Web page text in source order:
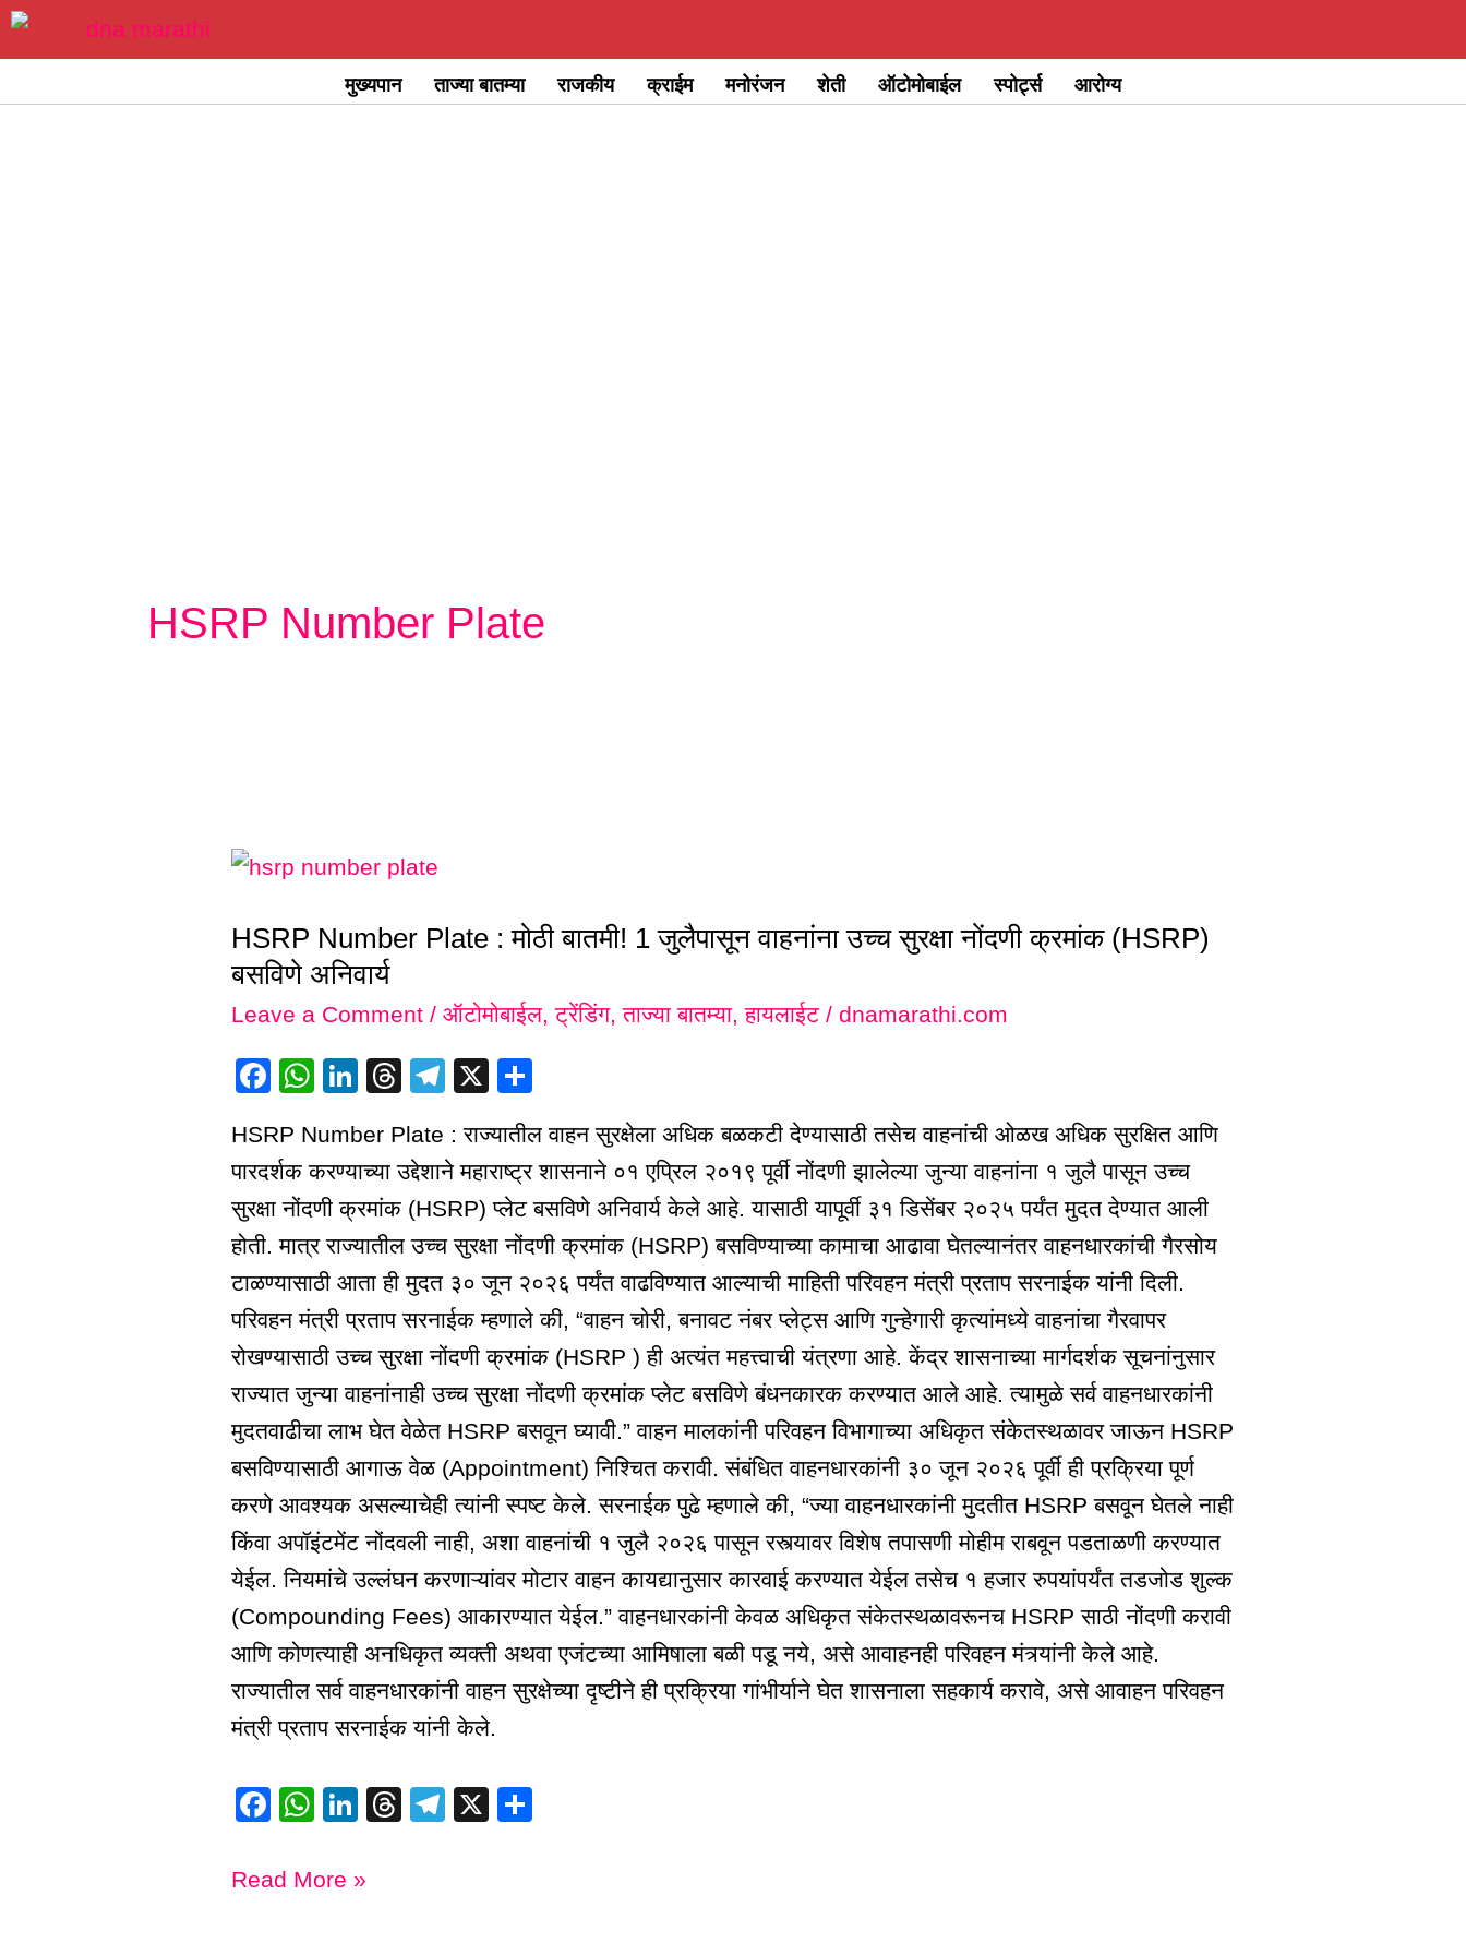
Skip
to
मुख्यपान ताज्या बातम्या राजकीय क्राईम मनोरंजन शेती ऑटोमोबाईल स्पोर्ट्स आरोग्य
HSRP Number Plate
HSRP Number Plate : मोठी बातमी! 1 जुलैपासून वाहनांना उच्च सुरक्षा नोंदणी क्रमांक (HSRP)
बसविणे अनिवार्य
Leave a Comment /ऑटोमोबाईल,ट्रेंडिंग,ताज्या बातम्या,हायलाईट/dnamarathi.com
F
c
e
b
o
o
k
W
at
s
A
p
p
Li
k
e
dI
n
T
e
a
d
s
T
e
gr
a
m
X
ar
e
HSRP Number Plate : राज्यातील वाहन सुरक्षेला अधिक बळकटी देण्यासाठी तसेच वाहनांची ओळख अधिक सुरक्षित आणि
पारदर्शक करण्याच्या उद्देशाने महाराष्ट्र शासनाने ०१ एप्रिल २०१९ पूर्वी नोंदणी झालेल्या जुन्या वाहनांना १ जुलै पासून उच्च
सुरक्षा नोंदणी क्रमांक (HSRP) प्लेट बसविणे अनिवार्य केले आहे. यासाठी यापूर्वी ३१ डिसेंबर २०२५ पर्यंत मुदत देण्यात आली
होती. मात्र राज्यातील उच्च सुरक्षा नोंदणी क्रमांक (HSRP) बसविण्याच्या कामाचा आढावा घेतल्यानंतर वाहनधारकांची गैरसोय
टाळण्यासाठी आता ही मुदत ३० जून २०२६ पर्यंत वाढविण्यात आल्याची माहिती परिवहन मंत्री प्रताप सरनाईक यांनी दिली.
परिवहन मंत्री प्रताप सरनाईक म्हणाले की, “वाहन चोरी, बनावट नंबर प्लेट्स आणि गुन्हेगारी कृत्यांमध्ये वाहनांचा गैरवापर
रोखण्यासाठी उच्च सुरक्षा नोंदणी क्रमांक (HSRP ) ही अत्यंत महत्त्वाची यंत्रणा आहे. केंद्र शासनाच्या मार्गदर्शक सूचनांनुसार
राज्यात जुन्या वाहनांनाही उच्च सुरक्षा नोंदणी क्रमांक प्लेट बसविणे बंधनकारक करण्यात आले आहे. त्यामुळे सर्व वाहनधारकांनी
मुदतवाढीचा लाभ घेत वेळेत HSRP बसवून घ्यावी.” वाहन मालकांनी परिवहन विभागाच्या अधिकृत संकेतस्थळावर जाऊन HSRP
बसविण्यासाठी आगाऊ वेळ (Appointment) निश्चित करावी. संबंधित वाहनधारकांनी ३० जून २०२६ पूर्वी ही प्रक्रिया पूर्ण
करणे आवश्यक असल्याचेही त्यांनी स्पष्ट केले. सरनाईक पुढे म्हणाले की, “ज्या वाहनधारकांनी मुदतीत HSRP बसवून घेतले नाही
किंवा अपॉइंटमेंट नोंदवली नाही, अशा वाहनांची १ जुलै २०२६ पासून रस्त्यावर विशेष तपासणी मोहीम राबवून पडताळणी करण्यात
येईल. नियमांचे उल्लंघन करणाऱ्यांवर मोटार वाहन कायद्यानुसार कारवाई करण्यात येईल तसेच १ हजार रुपयांपर्यंत तडजोड शुल्क
(Compounding Fees) आकारण्यात येईल.” वाहनधारकांनी केवळ अधिकृत संकेतस्थळावरूनच HSRP साठी नोंदणी करावी
आणि कोणत्याही अनधिकृत व्यक्ती अथवा एजंटच्या आमिषाला बळी पडू नये, असे आवाहनही परिवहन मंत्र्यांनी केले आहे.
राज्यातील सर्व वाहनधारकांनी वाहन सुरक्षेच्या दृष्टीने ही प्रक्रिया गांभीर्याने घेत शासनाला सहकार्य करावे, असे आवाहन परिवहन
मंत्री प्रताप सरनाईक यांनी केले.
F
c
W
at
Li
k
T
T
X
HSRP
Plate
:
मोठी
1
जुलैपासून
वाहनांना
उच्च
सुरक्षा
नोंदणी
क्रमांक
(HSRP)
बसविणे
अनिवार्य
Read More »